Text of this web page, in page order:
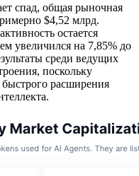
спад, общая рыночная
$4,52 млрд.
остается
увеличился на 7,85% до
среди ведущих
поскольку
расширения